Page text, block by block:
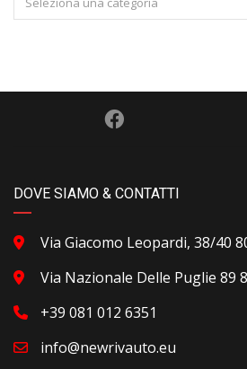
DOVE SIAMO & CONTATTI
Via Giacomo Leopardi, 38/40
Via Nazionale Delle Puglie 89
+39 081 012 6351
info@newrivauto.eu